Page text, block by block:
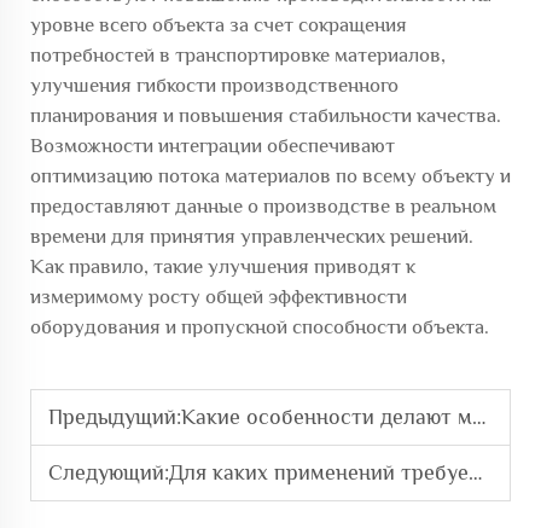
уровне всего объекта за счет сокращения
потребностей в транспортировке материалов,
улучшения гибкости производственного
планирования и повышения стабильности качества.
Возможности интеграции обеспечивают
оптимизацию потока материалов по всему объекту и
предоставляют данные о производстве в реальном
времени для принятия управленческих решений.
Как правило, такие улучшения приводят к
измеримому росту общей эффективности
оборудования и пропускной способности объекта.
Предыдущий:Какие особенности делают машину для гибки кругов и дуг надежной
Следующий:Для каких применений требуется технология станков для гибки кругов и дуг